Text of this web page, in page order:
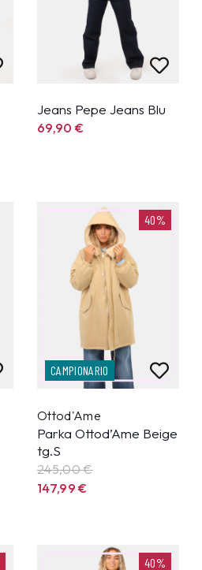
Jeans Pepe Jeans Blu
69,90€
40%
CAMPIONARIO
Ottod'Ame
Parka Ottod’Ame Beige
tg.S
245,00 €
147,99€
40%